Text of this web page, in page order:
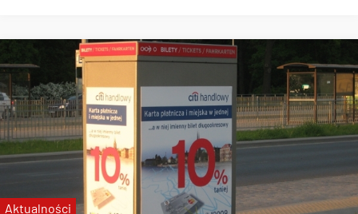
Aktualności